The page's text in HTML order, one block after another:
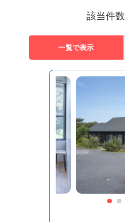
該当件数
一覧で表示